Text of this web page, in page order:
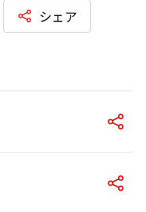
シェア